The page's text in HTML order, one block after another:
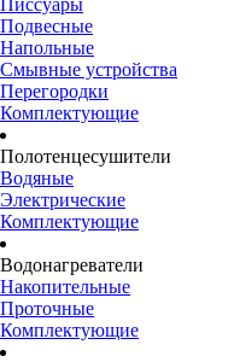
Писсуары
Подвесные
Напольные
Смывные устройства
Перегородки
Комплектующие
Полотенцесушители
Водяные
Электрические
Комплектующие
Водонагреватели
Накопительные
Проточные
Комплектующие